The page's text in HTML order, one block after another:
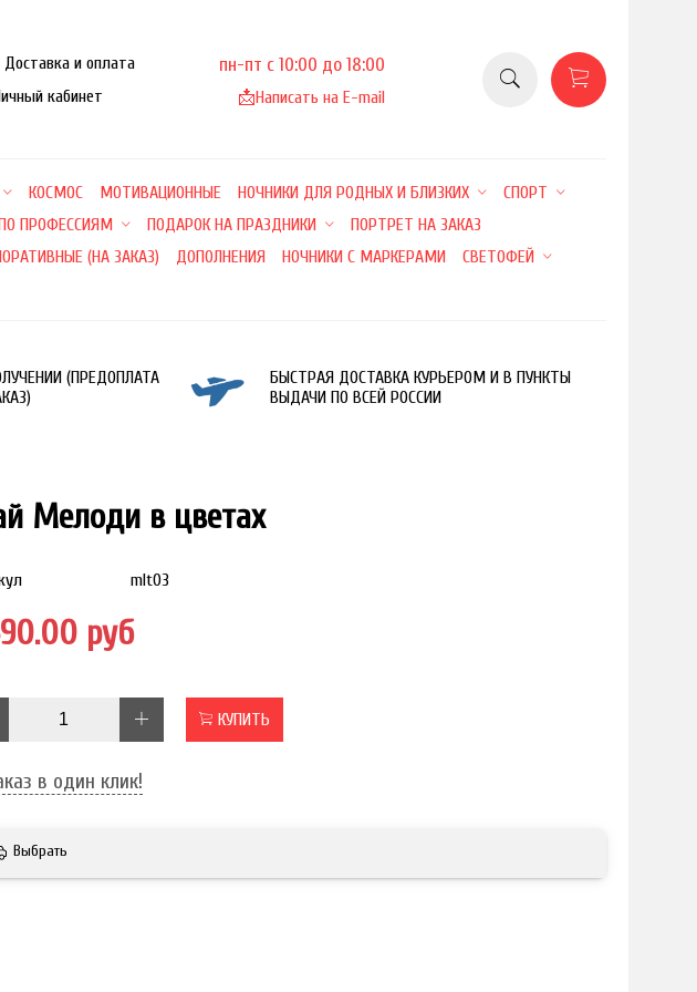
Доставка и оплата
кабинет
пн-пт с 10:00 до 18:00
📩Написать на E-mail
КОСМОС МОТИВАЦИОННЫЕ НОЧНИКИ ДЛЯ РОДНЫХ И БЛИЗКИХ
СПОРТ
ПРОФЕССИЯМ ПОДАРОК НА ПРАЗДНИКИ
ПОРТРЕТ НА ЗАКАЗ
(НА ЗАКАЗ) ДОПОЛНЕНИЯ НОЧНИКИ С МАРКЕРАМИ
СВЕТОФЕЙ
(ПРЕДОПЛАТА
БЫСТРАЯ ДОСТАВКА КУРЬЕРОМ И В ПУНКТЫ
ВЫДАЧИ ПО ВСЕЙ РОССИИ
Мелоди в цветах
mlt03
руб
КУПИТЬ
в один клик!
Выбрать